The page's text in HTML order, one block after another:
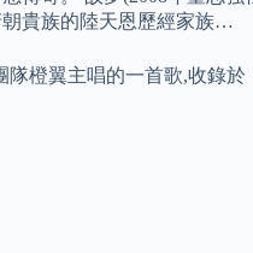
朝貴族的陸天恩歷經家族…
橙翼主唱的一首歌,收錄於